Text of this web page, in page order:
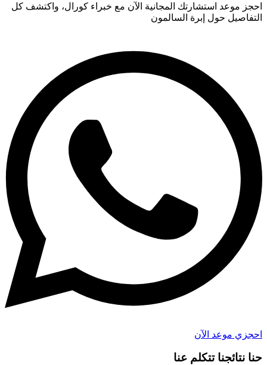
احجز موعد استشارتك المجانية الآن مع خبراء كورال، واكتشف كل
التفاصيل حول إبرة السالمون
احجزي موعد الآن
حنا نتائجنا تتكلم عنا